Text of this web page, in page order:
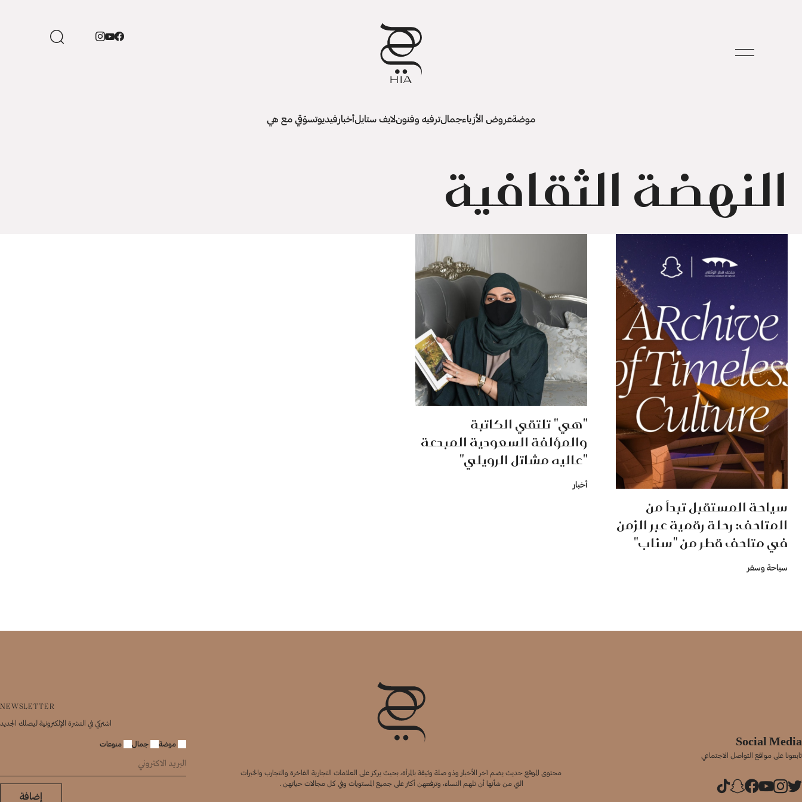
موضةعروض الأزياءجمالترفيه وفنونلايف ستايلأخبارفيديوتسوّقي مع هي
النهضة الثقافية
سياحة المستقبل تبدأ من
المتاحف: رحلة رقمية عبر الزمن
في متاحف قطر من "سناب"
سياحة وسفر
"هي" تلتقي الكاتبة
والمؤلفة السعودية المبدعة
"عاليه مشاتل الرويلي"
أخبار
NEWSLETTER
اشتركي في النشرة الإلكترونية ليصلك الجديد
موضة جمال منوعات
إضافة
محتوى الموقع حديث يضم آخر الأخبار وذو صلة وثيقة بالمرأة، بحيث يركز على العلامات التجارية الفاخرة والتجارب والخبرات
التي من شأنها أن تلهم النساء، وترفعهن أكثر على جميع المستويات وفي كل مجالات حياتهن .
Social Media
تابعونا على مواقع التواصل الاجتماعي